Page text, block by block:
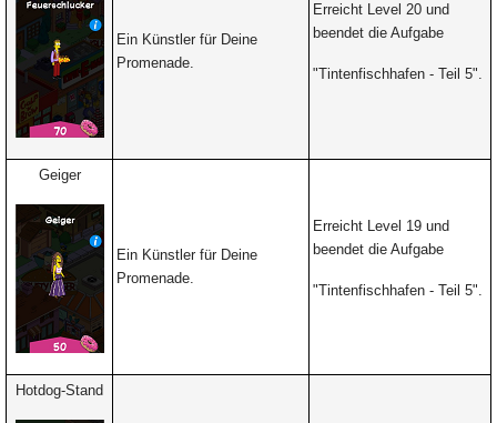
Ein Künstler für Deine
Promenade.
Erreicht Level 20 und
beendet die Aufgabe
"Tintenfischhafen - Teil 5".
Geiger
Ein Künstler für Deine
Promenade.
Erreicht Level 19 und
beendet die Aufgabe
"Tintenfischhafen - Teil 5".
Hotdog-Stand